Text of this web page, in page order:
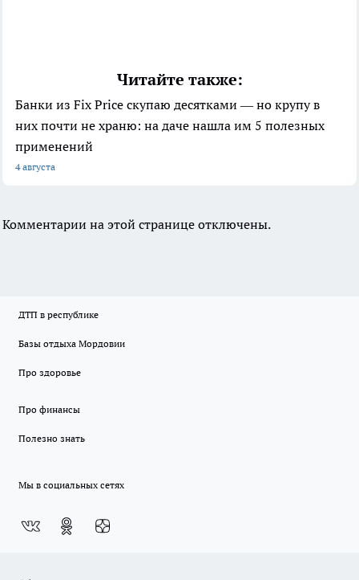
Читайте также:
Банки из Fix Price скупаю десятками — но крупу в
них почти не храню: на даче нашла им 5 полезных
применений
4 августа
Комментарии на этой странице отключены.
ДТП в республике
Базы отдыха Мордовии
Про здоровье
Про финансы
Полезно знать
Мы в социальных сетях